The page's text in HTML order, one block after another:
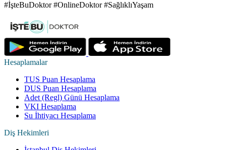
#İşteBuDoktor #OnlineDoktor #SağlıklıYaşam
Hesaplamalar
TUS Puan Hesaplama
DUS Puan Hesaplama
Adet (Regl) Günü Hesaplama
VKI Hesaplama
Su İhtiyacı Hesaplama
Diş Hekimleri